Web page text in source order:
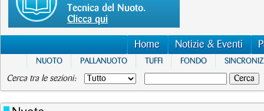
Tecnica del Nuoto.
Clicca qui
Home Notizie & Eventi
NUOTO PALLANUOTO TUFFI FONDO
Cerca tra le sezioni: